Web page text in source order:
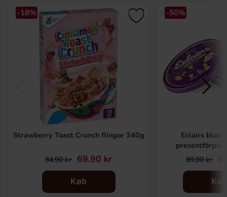
-18%
Strawberry Toast Crunch flingor 340g
84.90 kr 69.90 kr
Køb
-50%
Eclairs
89.90 kr
Køb